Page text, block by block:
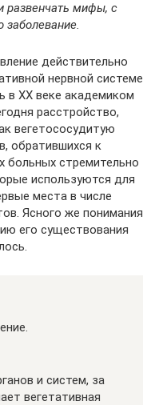
мифы, с
заболевание.
действительно
нервной системе
в ХХ веке академиком
расстройство,
вегетососудитую
обратившихся к
больных стремительно
используются для
места в числе
Ясного же понимания
его существования
и систем, за
вегетативная